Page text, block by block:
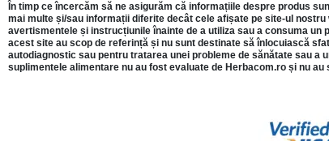
În timp ce încercăm să ne asigurăm că informațiile despre produs
mai multe și/sau informații diferite decât cele afișate pe site-ul
avertismentele și instrucțiunile înainte de a utiliza sau a consuma
acest site au scop de referință și nu sunt destinate să înlocuiască
autodiagnostic sau pentru tratarea unei probleme de sănătate sau
suplimentele alimentare nu au fost evaluate de Herbacom.ro și nu